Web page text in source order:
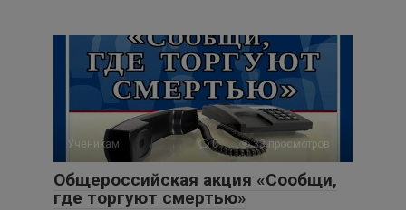
Ученикам 0 33 просмотров
Общероссийская акция «Сообщи,
где торгуют смертью»